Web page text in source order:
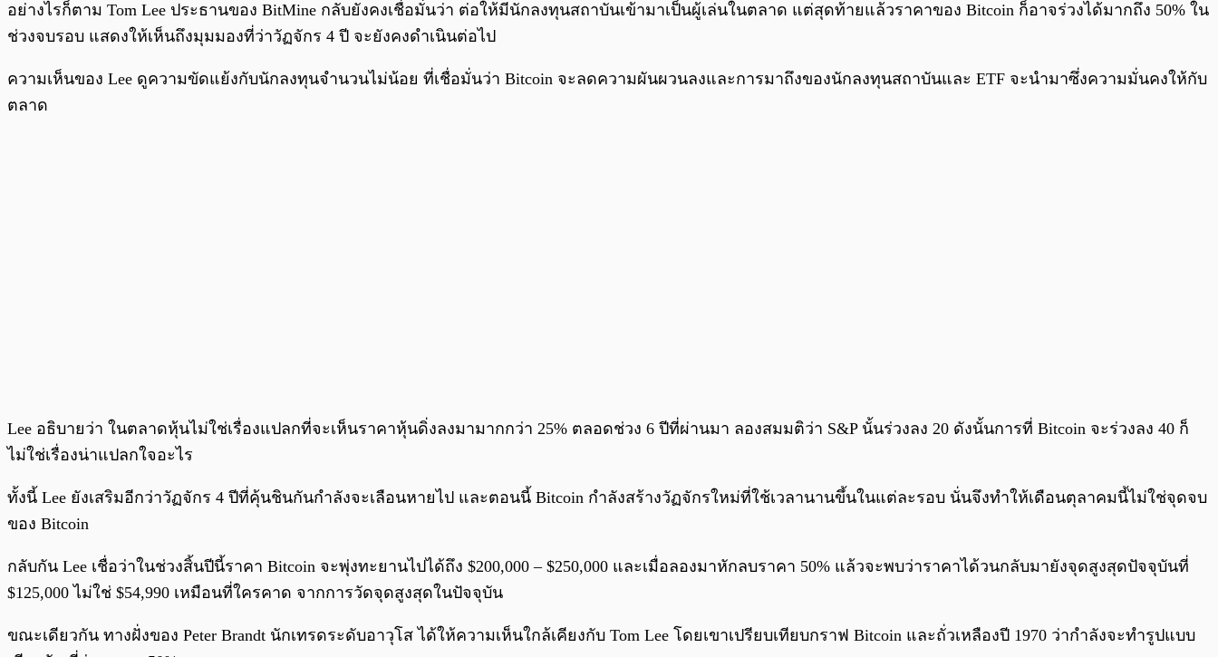
อย่างไรก็ตาม Tom Lee ประธานของ BitMine กลับยังคงเชื่อมั่นว่า ต่อให้มีนักลงทุนสถาบันเข้ามาเป็นผู้เล่นในตลาด แต่สุดท้ายแล้วราคาของ Bitcoin ก็อาจร่วงได้มากถึง 50% ใน
ช่วงจบรอบ แสดงให้เห็นถึงมุมมองที่ว่าวัฏจักร 4 ปี จะยังคงดำเนินต่อไป
ความเห็นของ Lee ดูความขัดแย้งกับนักลงทุนจำนวนไม่น้อย ที่เชื่อมั่นว่า Bitcoin จะลดความผันผวนลงและการมาถึงของนักลงทุนสถาบันและ ETF จะนำมาซึ่งความมั่นคงให้กับ
ตลาด
Lee อธิบายว่า ในตลาดหุ้นไม่ใช่เรื่องแปลกที่จะเห็นราคาหุ้นดิ่งลงมามากกว่า 25% ตลอดช่วง 6 ปีที่ผ่านมา ลองสมมติว่า S&P นั้นร่วงลง 20 ดังนั้นการที่ Bitcoin จะร่วงลง 40 ก็
ไม่ใช่เรื่องน่าแปลกใจอะไร
ทั้งนี้ Lee ยังเสริมอีกว่าวัฏจักร 4 ปีที่คุ้นชินกันกำลังจะเลือนหายไป และตอนนี้ Bitcoin กำลังสร้างวัฏจักรใหม่ที่ใช้เวลานานขึ้นในแต่ละรอบ นั่นจึงทำให้เดือนตุลาคมนี้ไม่ใช่จุดจบ
ของ Bitcoin
กลับกัน Lee เชื่อว่าในช่วงสิ้นปีนี้ราคา Bitcoin จะพุ่งทะยานไปได้ถึง $200,000 – $250,000 และเมื่อลองมาหักลบราคา 50% แล้วจะพบว่าราคาได้วนกลับมายังจุดสูงสุดปัจจุบันที่
$125,000 ไม่ใช่ $54,990 เหมือนที่ใครคาด จากการวัดจุดสูงสุดในปัจจุบัน
ขณะเดียวกัน ทางฝั่งของ Peter Brandt นักเทรดระดับอาวุโส ได้ให้ความเห็นใกล้เคียงกับ Tom Lee โดยเขาเปรียบเทียบกราฟ Bitcoin และถั่วเหลืองปี 1970 ว่ากำลังจะทำรูปแบบ